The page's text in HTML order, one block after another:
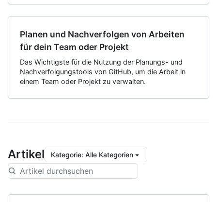
Planen und Nachverfolgen von Arbeiten
für dein Team oder Projekt
Das Wichtigste für die Nutzung der Planungs- und
Nachverfolgungstools von GitHub, um die Arbeit in
einem Team oder Projekt zu verwalten.
Artikel Kategorie: Alle Kategorien